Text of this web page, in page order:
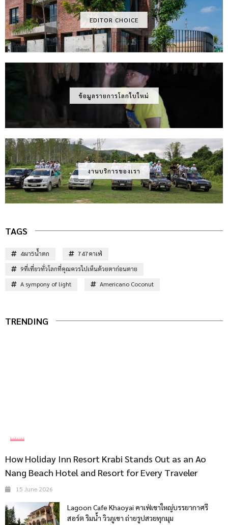
EDITOR CHOICE
ข้อมูลรายการโลกใบใหม่
งานบริการของเรา
TAGS
4ผา5น้ำตก
747คาเฟ่
9ที่เที่ยวทั่วโลกที่คุณควรไปเห็นด้วยตาก่อนตาย
A sympony of light
Americano Coconut
TRENDING
ที่พัก
How Holiday Inn Resort Krabi Stands Out as an Ao
Nang Beach Hotel and Resort for Every Traveler
15 June 2026
Lagoon Cafe Khaoyai คาเฟ่เขาใหญ่บรรยากาศรี
สอร์ต ริมน้ำ วิวภูเขา ถ่ายรูปสวยทุกมุม